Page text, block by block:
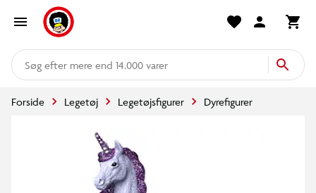
mere end 14.000 varer
Forside Legetøj Legetøjsfigurer Dyrefigurer